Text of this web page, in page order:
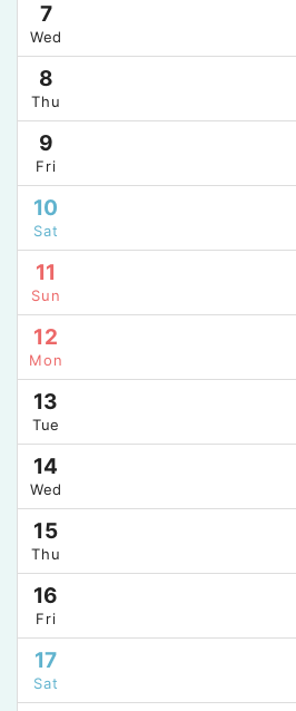
7
Wed
8
Thu
9
Fri
10
Sat
11
Sun
12
Mon
13
Tue
14
Wed
15
Thu
16
Fri
17
Sat